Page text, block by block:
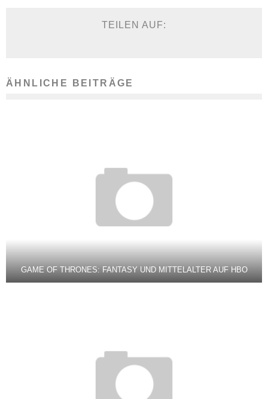
TEILEN AUF:
ÄHNLICHE BEITRÄGE
GAME OF THRONES: FANTASY UND MITTELALTER AUF HBO